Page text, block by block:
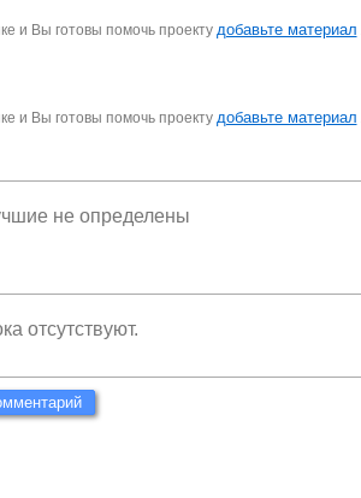
и Вы готовы помочь проекту добавьте материал
и Вы готовы помочь проекту добавьте материал
не определены
отсутствуют.